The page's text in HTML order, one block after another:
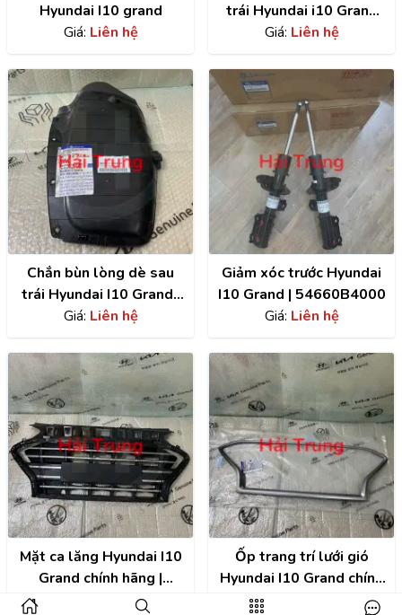
Hyundai I10 grand
Giá: Liên hệ
trái Hyundai i10 Grand
chính hãng |
Giá: Liên hệ
Chắn bùn lòng dè sau
trái Hyundai I10 Grand |
86821B4400
Giá: Liên hệ
Giảm xóc trước Hyundai
I10 Grand | 54660B4000
Giá: Liên hệ
Mặt ca lăng Hyundai I10
Grand chính hãng |
86350K6010
Liên hệ
Ốp trang trí lưới gió
Hyundai I10 Grand chính
hãng | 86352K6010